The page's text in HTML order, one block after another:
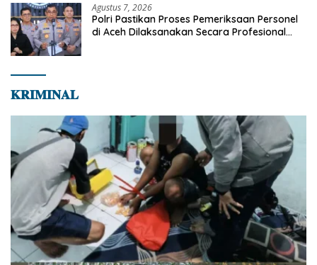
Agustus 7, 2026
Polri Pastikan Proses Pemeriksaan Personel
di Aceh Dilaksanakan Secara Profesional
𝐊𝐑𝐈𝐌𝐈𝐍𝐀𝐋